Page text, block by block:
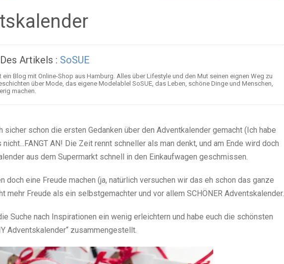
Artikels : SoSUE
ein Blog mit Online-Shop aus Hamburg. Alles über Lifestyle und den Mut seinen eignen Weg zu
über Mode, das eigene Modelablel SoSUE, das Leben, schöne Dinge und Menschen,
machen.
sicher schon die ersten Gedanken über den Adventkalender gemacht (Ich habe
AN! Die Zeit rennt schneller als man denkt, und am Ende wird doch
aus dem Supermarkt schnell in den Einkaufwagen geschmissen.
doch eine Freude machen (ja, natürlich versuchen wir das eh schon das ganze
mehr Freude als ein selbstgemachter und vor allem SCHÖNER Adventskalender.
Suche nach Inspirationen ein wenig erleichtern und habe euch die schönsten
Adventskalender“ zusammengestellt.